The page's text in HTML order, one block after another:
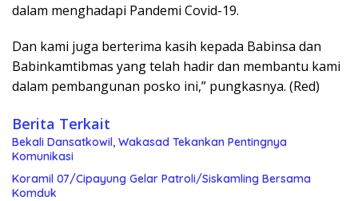
dalam menghadapi Pandemi Covid-19.
Dan kami juga berterima kasih kepada Babinsa dan
Babinkamtibmas yang telah hadir dan membantu kami
dalam pembangunan posko ini,” pungkasnya. (Red)
Berita Terkait
Bekali Dansatkowil, Wakasad Tekankan Pentingnya
Komunikasi
Koramil 07/Cipayung Gelar Patroli/Siskamling Bersama
Komduk